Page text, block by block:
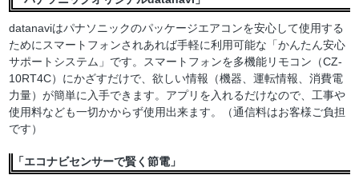
datanaviはパナソニックのパッケージエアコンを安心して使用する
ためにスマートフォンされあれば手軽に利用可能な「かんたん安心
サポートシステム」です。スマートフォンを多機能リモコン（CZ-
10RT4C）にかざすだけで、欲しい情報（機器、運転情報、消費電
力量）が簡単に入手できます。アプリを入れるだけなので、工事や
使用料なども一切かからず使用出来ます。（通信料はお客様ご負担
です）
「エコナビセンサーで賢く節電」